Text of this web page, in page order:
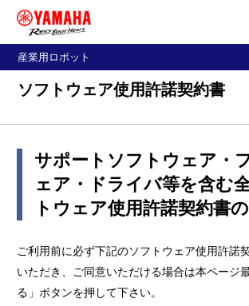
産業用ロボット
ソフトウェア使用許諾契約書
サポートソフトウェア・
ェア・ドライバ等を含む
トウェア使用許諾契約書
ご利用前に必ず下記のソフトウェア使用許諾
いただき、ご同意いただける場合は本ページ
る」ボタンを押して下さい。